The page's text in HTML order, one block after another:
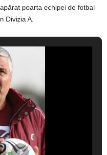
poarta echipei de fotbal
Divizia A.